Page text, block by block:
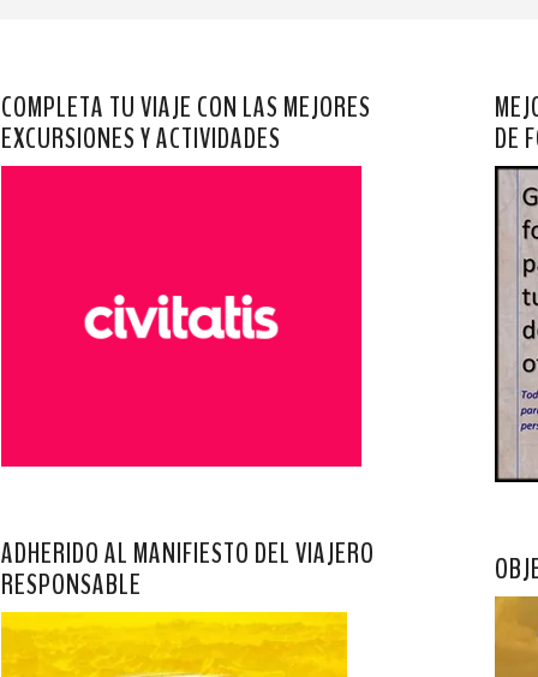
COMPLETA TU VIAJE CON LAS MEJORES
EXCURSIONES Y ACTIVIDADES
ADHERIDO AL MANIFIESTO DEL VIAJERO
RESPONSABLE
DE